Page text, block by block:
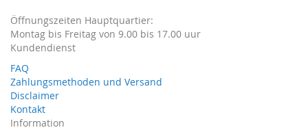
Öffnungszeiten Hauptquartier:
Montag bis Freitag von 9.00 bis 17.00 uur
Kundendienst
FAQ
Zahlungsmethoden und Versand
Disclaimer
Kontakt
Information